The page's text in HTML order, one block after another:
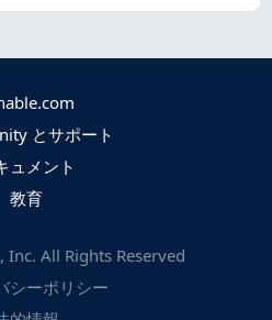
とサポート
ュメント
教育
Inc. All Rights Reserved
シーポリシー